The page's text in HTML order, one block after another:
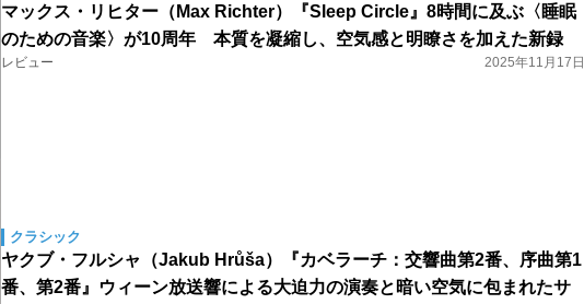
マックス・リヒター（Max Richter）『Sleep Circle』8時間に及ぶ〈睡眠
のための音楽〉が10周年 本質を凝縮し、空気感と明瞭さを加えた新録
レビュー 2025年11月17日
クラシック
ヤクブ・フルシャ（Jakub Hrůša）『カベラーチ：交響曲第2番、序曲第1
番、第2番』ウィーン放送響による大迫力の演奏と暗い空気に包まれたサ